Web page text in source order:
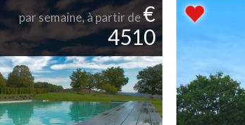
par semaine, à partir de€
4510